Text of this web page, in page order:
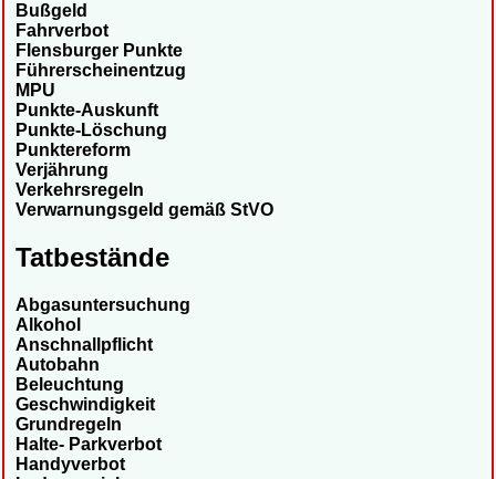
Bußgeld
Fahrverbot
Flensburger Punkte
Führerscheinentzug
MPU
Punkte-Auskunft
Punkte-Löschung
Punktereform
Verjährung
Verkehrsregeln
Verwarnungsgeld gemäß StVO
Tatbestände
Abgasuntersuchung
Alkohol
Anschnallpflicht
Autobahn
Beleuchtung
Geschwindigkeit
Grundregeln
Halte- Parkverbot
Handyverbot